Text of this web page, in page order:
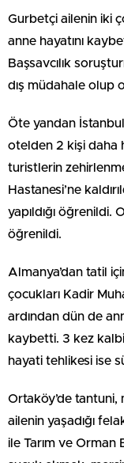
Gurbetçi ailenin iki
anne hayatını
Başsavcılık
dış müdahale olup
Öte yandan
otelden 2 kişi daha
turistlerin
Hastanesi’ne
yapıldığı öğrenildi.
öğrenildi.
Almanya’dan tatil
çocukları Kadir
ardından dün de
kaybetti. 3 kez
hayati tehlikesi ise
Ortaköy’de
ailenin yaşadığı
ile Tarım ve Orman